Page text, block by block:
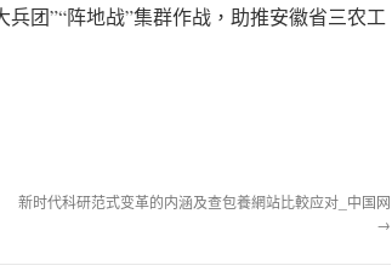
团”“阵地战”集群作战，助推安徽省三农工
新时代科研范式变革的内涵及查包養網站比較应对_中国网
→